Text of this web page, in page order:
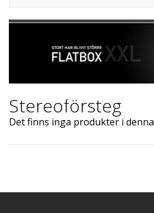
Stereoförsteg
Det finns inga produkter i